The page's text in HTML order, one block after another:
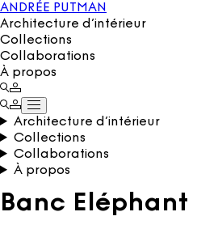
ANDRÉE PUTMAN
Architecture d’intérieur
Collections
Collaborations
À propos
Architecture d’intérieur
Collections
Collaborations
À propos
Banc Eléphant